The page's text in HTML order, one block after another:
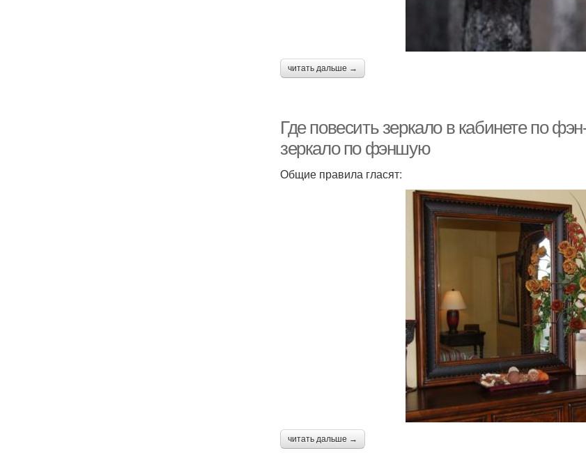
читать дальше →
Где повесить зеркало в кабинете по
зеркало по фэншую
Общие правила гласят:
читать дальше →